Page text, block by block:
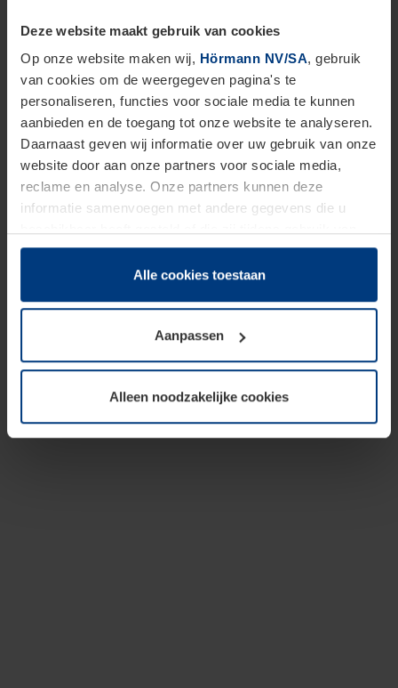
Deze website maakt gebruik van cookies
Op onze website maken wij, Hörmann NV/SA, gebruik
van cookies om de weergegeven pagina's te
personaliseren, functies voor sociale media te kunnen
aanbieden en de toegang tot onze website te analyseren.
Daarnaast geven wij informatie over uw gebruik van onze
website door aan onze partners voor sociale media,
reclame en analyse. Onze partners kunnen deze
informatie samenvoegen met andere gegevens die u
hun diensten hebben verzameld.
Juridisch hebben wij het recht om cookies op uw
van deze pagina's absoluut vereist is. Voor alle andere
soorten cookies is uw toestemming benodigd. Uw
toestemming kunt u op elk moment bij de uitleg van de
wijzigen of herroepen.
Alle cookies toestaan
Aanpassen
Alleen noodzakelijke cookies